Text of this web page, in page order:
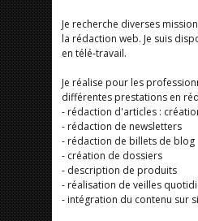
Je recherche diverses
la rédaction web. Je suis
en télé-travail.
Je réalise pour les
différentes prestations en
- rédaction d'articles :
- rédaction de newsletters
- rédaction de billets de blog
- création de dossiers
- description de produits
- réalisation de veilles
- intégration du contenu sur